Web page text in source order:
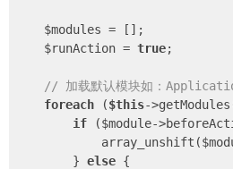
    $modules = [];
    $runAction =
true;
// 加载默认模块如：
foreach ($this-
if ($module-
        }
else {